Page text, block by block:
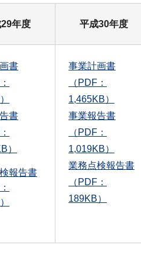
年度 平成30年度
書
書
）
報告書
事業計画書
（PDF：
1,465KB）
事業報告書
（PDF：
1,019KB）
業務点検報告書
（PDF：
189KB）